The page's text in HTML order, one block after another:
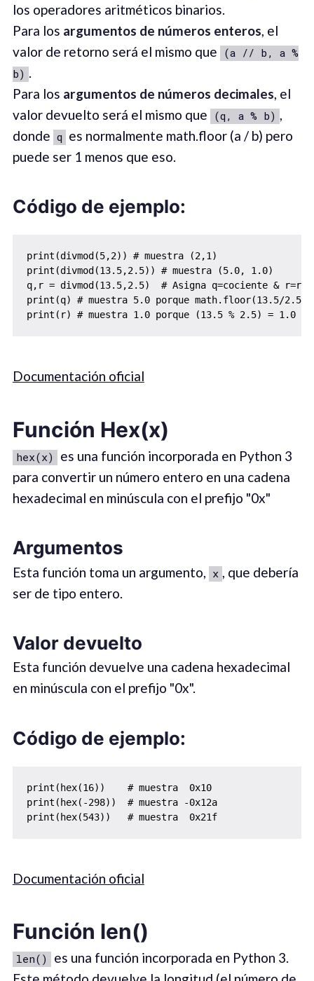
los operadores aritméticos binarios.
Para los argumentos de números enteros, el
valor de retorno será el mismo que (a // b, a %
b) .
Para los argumentos de números decimales, el
valor devuelto será el mismo que (q, a % b) ,
donde q es normalmente math.floor (a / b) pero
puede ser 1 menos que eso.
Código de ejemplo:
print(divmod(5,2)) # muestra (2,1)
print(divmod(13.5,2.5)) # muestra (5.0, 1.0)
q,r = divmod(13.5,2.5)  # Asigna q=cociente &
print(q) # muestra 5.0 porque math.floor(13.5/2.5)
print(r) # muestra 1.0 porque (13.5 % 2.5) = 1.0
Documentación oficial
Función Hex(x)
hex(x)
es una función incorporada en Python 3
para convertir un número entero en una cadena
hexadecimal en minúscula con el prefijo "0x"
Argumentos
Esta función toma un argumento, x
, que debería
ser de tipo entero.
Valor devuelto
Esta función devuelve una cadena hexadecimal
en minúscula con el prefijo "0x".
Código de ejemplo:
print(hex(16))    # muestra  0x10
print(hex(-298))  # muestra -0x12a
print(hex(543))   # muestra  0x21f
Documentación oficial
Función len()
len()
es una función incorporada en Python 3.